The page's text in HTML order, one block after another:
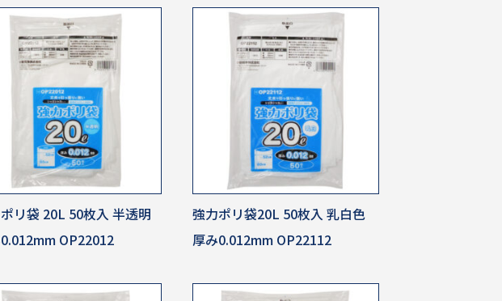
リ袋 20L 50枚入 半透明
OP22012
強力ポリ袋20L 50枚入 乳白色
厚み0.012mm OP22112